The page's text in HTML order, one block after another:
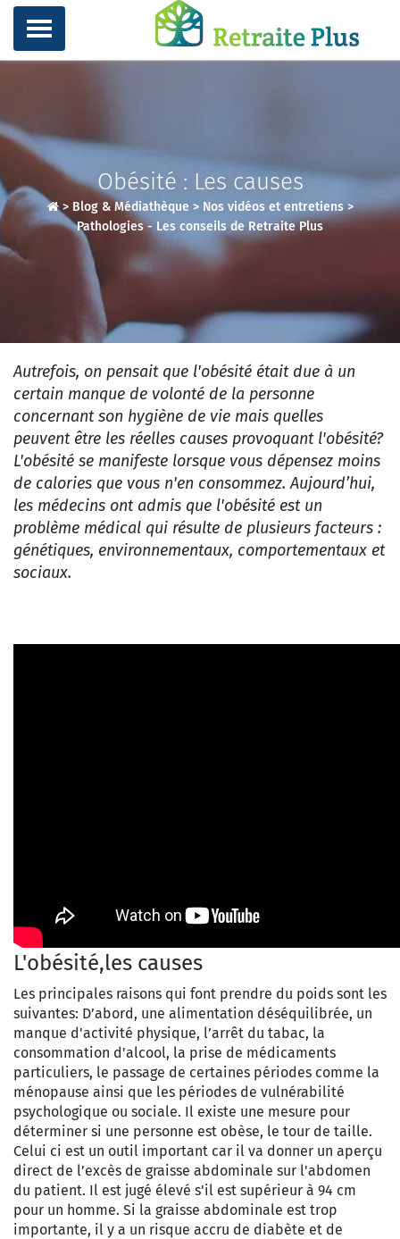
Obésité : Les causes
> Blog & Médiathèque > Nos vidéos et entretiens>
Pathologies - Les conseils de Retraite Plus
Autrefois, on pensait que l'obésité était due à un
certain manque de volonté de la personne
concernant son hygiène de vie mais quelles
peuvent être les réelles causes provoquant l'obésité?
L'obésité se manifeste lorsque vous dépensez moins
de calories que vous n'en consommez. Aujourd’hui,
les médecins ont admis que l'obésité est un
problème médical qui résulte de plusieurs facteurs :
génétiques, environnementaux, comportementaux et
sociaux.
L'obésité,les causes
Les principales raisons qui font prendre du poids sont les
suivantes: D’abord, une alimentation déséquilibrée, un
manque d'activité physique, l’arrêt du tabac, la
consommation d'alcool, la prise de médicaments
particuliers, le passage de certaines périodes comme la
ménopause ainsi que les périodes de vulnérabilité
psychologique ou sociale. Il existe une mesure pour
déterminer si une personne est obèse, le tour de taille.
Celui ci est un outil important car il va donner un aperçu
direct de l’excès de graisse abdominale sur l'abdomen
du patient. Il est jugé élevé s'il est supérieur à 94 cm
pour un homme. Si la graisse abdominale est trop
importante, il y a un risque accru de diabète et de